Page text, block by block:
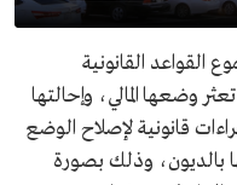
القواعد القانونية
وضعها المالي، وإحالتها
قانونية لإصلاح الوضع
بالديون، وذلك بصورة